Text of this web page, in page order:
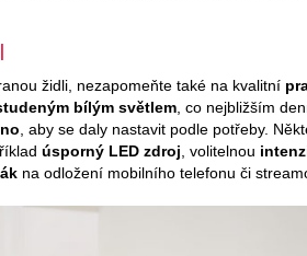
židli, nezapomeňte také na kvalitní
bílým světlem, co nejbližším
, aby se daly nastavit podle potřeby.
úsporný LED zdroj, volitelnou
na odložení mobilního telefonu či